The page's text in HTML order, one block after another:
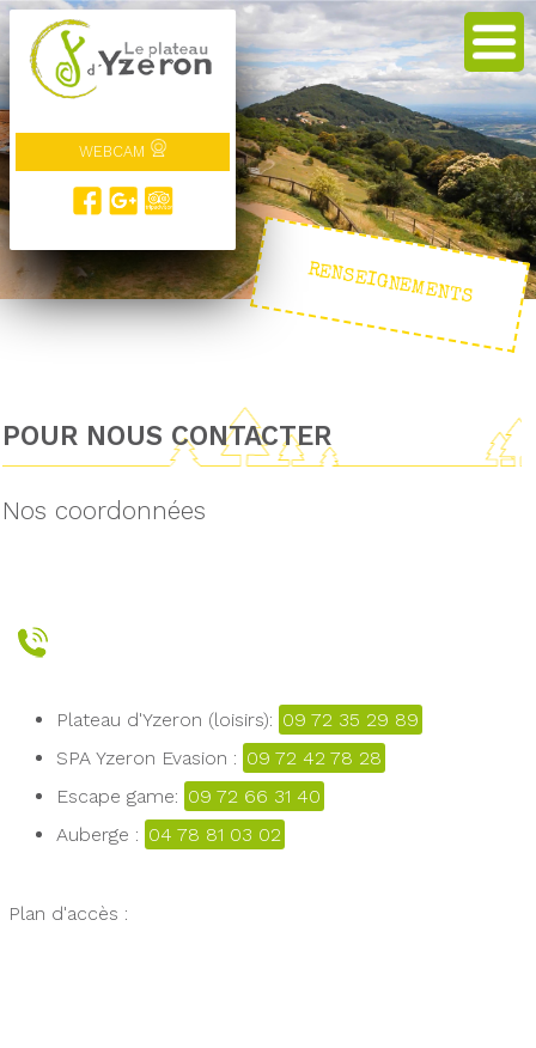
WEBCAM
RENSEIGNEMENTS
POUR NOUS CONTACTER
Nos coordonnées
Plateau d'Yzeron (loisirs): 09 72 35 29 89
SPA Yzeron Evasion : 09 72 42 78 28
Escape game: 09 72 66 31 40
Auberge : 04 78 81 03 02
Plan d'accès :